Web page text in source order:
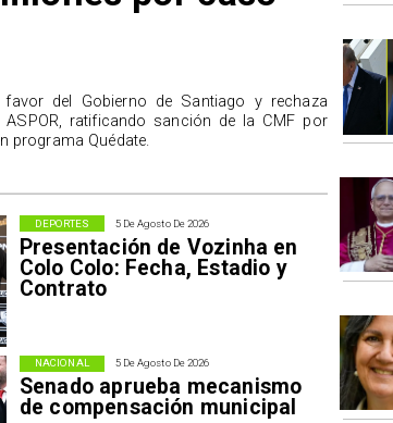
5 De Agosto De 2026
Presentación de Vozinha en
Colo Colo: Fecha, Estadio y
Contrato
DEPORTES
5 De Agosto De 2026
Senado aprueba mecanismo
de compensación municipal
NACIONAL
del Gobierno de Santiago y rechaza
ratificando sanción de la CMF por
programa Quédate.